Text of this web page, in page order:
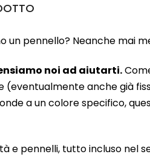
un pennello? Neanche mai
noi ad aiutarti.
anche già
a un colore specifico,
e pennelli, tutto incluso nel